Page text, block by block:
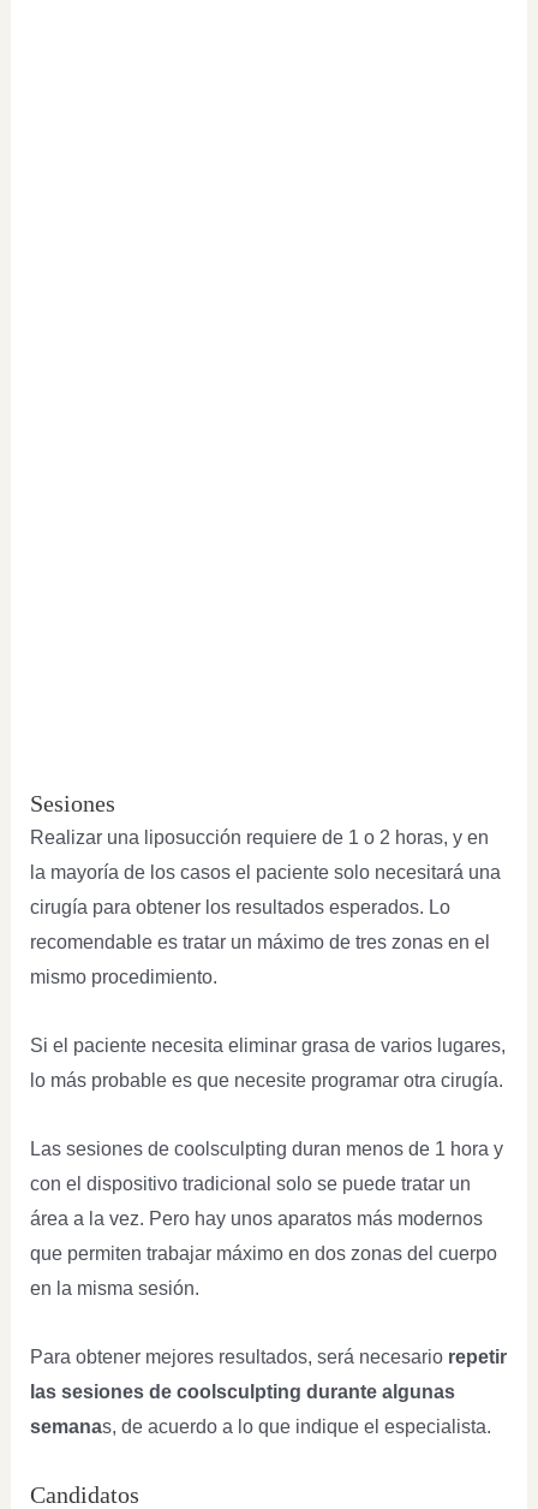
Sesiones
Realizar una liposucción requiere de 1 o 2 horas, y en
la mayoría de los casos el paciente solo necesitará una
cirugía para obtener los resultados esperados. Lo
recomendable es tratar un máximo de tres zonas en el
mismo procedimiento.
Si el paciente necesita eliminar grasa de varios lugares,
lo más probable es que necesite programar otra cirugía.
Las sesiones de coolsculpting duran menos de 1 hora y
con el dispositivo tradicional solo se puede tratar un
área a la vez. Pero hay unos aparatos más modernos
que permiten trabajar máximo en dos zonas del cuerpo
en la misma sesión.
Para obtener mejores resultados, será necesario repetir
las sesiones de coolsculpting durante algunas
semanas, de acuerdo a lo que indique el especialista.
Candidatos